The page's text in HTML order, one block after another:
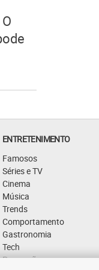
ENTRETENIMENTO
Famosos
Séries e TV
Cinema
Música
Trends
Comportamento
Gastronomia
Tech
Promoções